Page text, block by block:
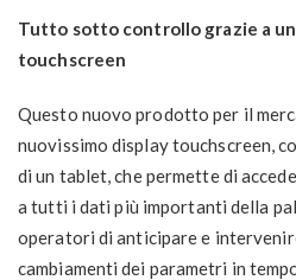
Tutto sotto controllo grazie a
touchscreen
Questo nuovo prodotto per il
nuovissimo display touchscreen,
di un tablet, che permette di
a tutti i dati più importanti della
operatori di anticipare e
cambiamenti dei parametri in